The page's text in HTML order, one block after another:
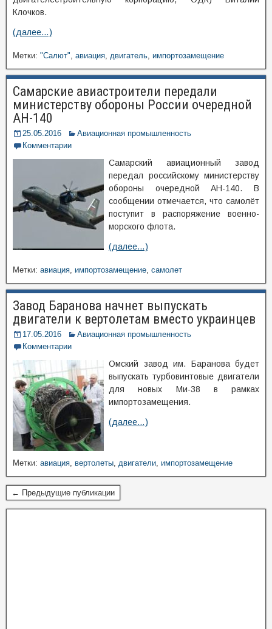
Клочков.
(далее…)
Метки: "Салют", авиация, двигатель, импортозамещение
Самарские авиастроители передали
министерству обороны России очередной
АН-140
25.05.2016
Авиационная промышленность
Комментарии
Самарский авиационный завод
передал российскому министерству
обороны очередной АН-140. В
сообщении отмечается, что самолёт
поступит в распоряжение военно-
морского флота.
(далее…)
Метки: авиация, импортозамещение, самолет
Завод Баранова начнет выпускать
двигатели к вертолетам вместо украинцев
17.05.2016
Авиационная промышленность
Комментарии
Омский завод им. Баранова будет
выпускать турбовинтовые двигатели
для новых Ми-38 в рамках
импортозамещения.
(далее…)
Метки: авиация, вертолеты, двигатели, импортозамещение
← Предыдущие публикации